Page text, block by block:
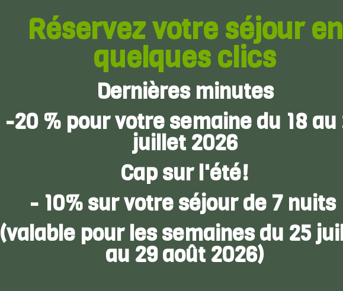
Réservez votre séjour en
quelques clics
Dernières minutes
-20 % pour votre semaine du 18 au
juillet 2026
Cap sur l'été!
- 10%sur votre séjour de 7 nuits
(valable pour les semaines du 25
au 29 août 2026)